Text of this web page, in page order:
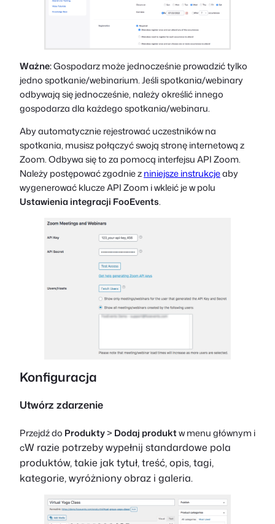
Ważne:Gospodarz może jednocześnie prowadzić tylko
jedno spotkanie/webinarium. Jeśli spotkania/webinary
odbywają się jednocześnie, należy określić innego
gospodarza dla każdego spotkania/webinaru.
Aby automatycznie rejestrować uczestników na
spotkania, musisz połączyć swoją stronę internetową z
Zoom. Odbywa się to za pomocą interfejsu API Zoom.
Należy postępować zgodnie zniniejsze instrukcjeaby
wygenerować klucze API Zoom i wkleić je w polu
Ustawienia integracji FooEvents.
Konfiguracja
Utwórz zdarzenie
Przejdź do Produkty> Dodaj produktw menu głównym i
cW razie potrzeby wypełnij standardowe pola
produktów, takie jak tytuł, treść, opis, tagi,
kategorie, wyróżniony obraz i galeria.